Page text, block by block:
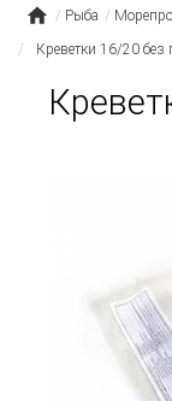
Рыба
Креветки 16/20 без